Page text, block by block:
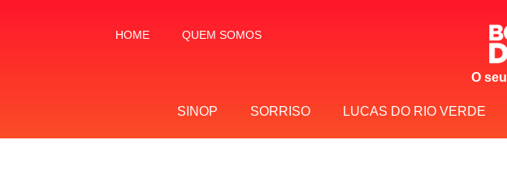
HOME QUEM SOMOS
O
SINOP SORRISO LUCAS DO RIO VERDE